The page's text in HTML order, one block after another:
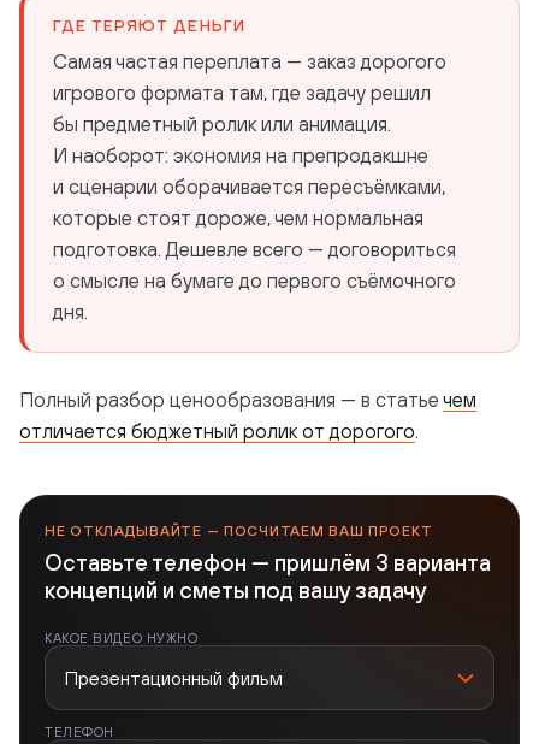
ГДЕ ТЕРЯЮТ ДЕНЬГИ
Самая частая переплата — заказ дорогого
игрового формата там, где задачу решил
бы предметный ролик или анимация.
И наоборот: экономия на препродакшне
и сценарии оборачивается пересъёмками,
которые стоят дороже, чем нормальная
подготовка. Дешевле всего — договориться
о смысле на бумаге до первого съёмочного
дня.
Полный разбор ценообразования — в статье чем
отличается бюджетный ролик от дорогого.
НЕ ОТКЛАДЫВАЙТЕ — ПОСЧИТАЕМ ВАШ ПРОЕКТ
Оставьте телефон — пришлём 3 варианта
концепций и сметы под вашу задачу
КАКОЕ ВИДЕО НУЖНО
ТЕЛЕФОН